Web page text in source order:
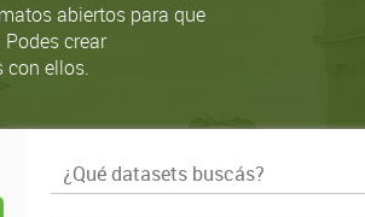
abiertos para que
crear
con ellos.